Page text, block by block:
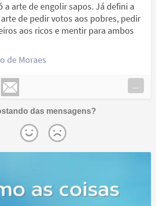
a arte de engolir sapos. Já defini a
de pedir votos aos pobres, pedir
aos ricos e mentir para ambos
de Moraes
...
das mensagens?